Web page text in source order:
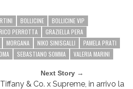
BOLLICINE
BOLLICINE VIP
PERROTTA
GRAZIELLA PERA
MORGANA NIKO SINISGALLI
PAMELA PRATI
SEBASTIANO SOMMA VALERIA MARINI
Next Story →
Tiffany & Co. x Supreme, in arrivo la